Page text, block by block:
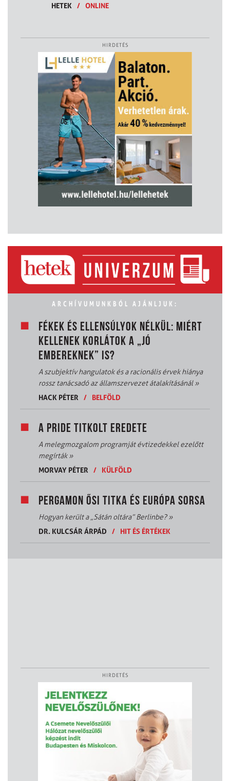
HETEK / ONLINE
HIRDETÉS
ARCHÍVUMUNKBÓL AJÁNLJUK:
FÉKEK ÉS ELLENSÚLYOK NÉLKÜL: MIÉRT
KELLENEK KORLÁTOK A „JÓ
EMBEREKNEK” IS?
A szubjektív hangulatok és a racionális érvek hiánya
rossz tanácsadó az államszervezet átalakításánál»
HACK PÉTER
/ BELFÖLD
A PRIDE TITKOLT EREDETE
A melegmozgalom programját évtizedekkel ezelőtt
megírták»
MORVAY PÉTER
/ KÜLFÖLD
PERGAMON ŐSI TITKA ÉS EURÓPA SORSA
Hogyan került a „Sátán oltára” Berlinbe?»
DR. KULCSÁR ÁRPÁD
/ HIT ÉS ÉRTÉKEK
HIRDETÉS